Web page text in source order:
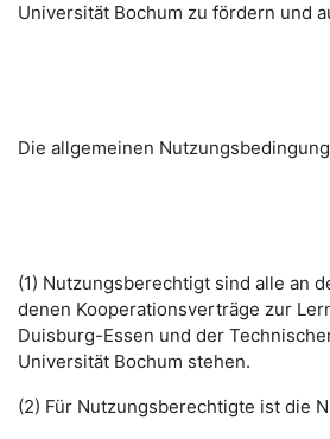
Universität Bochum zu fördern und
Die allgemeinen
(1) Nutzungsberechtigt sind alle an
denen Kooperationsverträge zur
Duisburg-Essen und der
Universität Bochum stehen.
(2) Für Nutzungsberechtigte ist die